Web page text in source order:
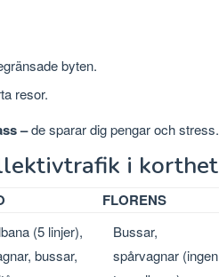
byten.
resor.
–de sparar dig pengar och stress.
i korthet
FLORENS
(5 linjer),
bussar,
Bussar,
spårvagnar (ingen